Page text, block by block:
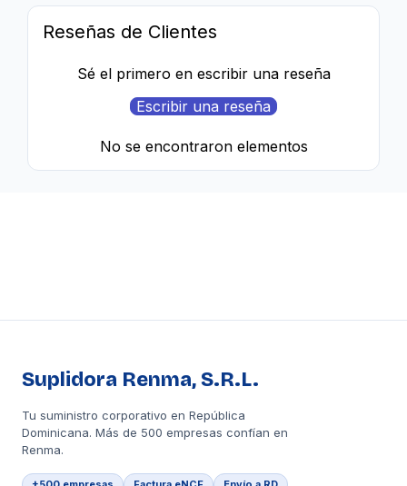
Reseñas de Clientes
Sé el primero en escribir una reseña
Escribir una reseña
No se encontraron elementos
Suplidora Renma, S.R.L.
Tu suministro corporativo en República
Dominicana. Más de 500 empresas confían en
Renma.